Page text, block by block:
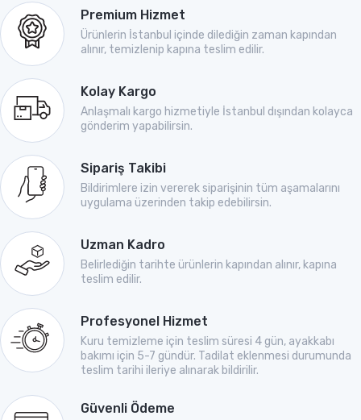
Premium Hizmet
Ürünlerin İstanbul içinde dilediğin zaman kapından
alınır, temizlenip kapına teslim edilir.
Kolay Kargo
Anlaşmalı kargo hizmetiyle İstanbul dışından kolayca
gönderim yapabilirsin.
Sipariş Takibi
Bildirimlere izin vererek siparişinin tüm aşamalarını
uygulama üzerinden takip edebilirsin.
Uzman Kadro
Belirlediğin tarihte ürünlerin kapından alınır, kapına
teslim edilir.
Profesyonel Hizmet
Kuru temizleme için teslim süresi 4 gün, ayakkabı
bakımı için 5-7 gündür. Tadilat eklenmesi durumunda
teslim tarihi ileriye alınarak bildirilir.
Güvenli Ödeme